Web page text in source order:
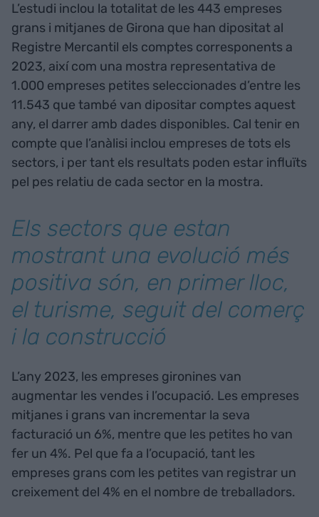
L’estudi inclou la totalitat de les 443 empreses
grans i mitjanes de Girona que han dipositat al
Registre Mercantil els comptes corresponents a
2023, així com una mostra representativa de
1.000 empreses petites seleccionades d’entre les
11.543 que també van dipositar comptes aquest
any, el darrer amb dades disponibles. Cal tenir en
compte que l’anàlisi inclou empreses de tots els
sectors, i per tant els resultats poden estar influïts
pel pes relatiu de cada sector en la mostra.
Els sectors que estan
mostrant una evolució més
positiva són, en primer lloc,
el turisme, seguit del comerç
i la construcció
L’any 2023, les empreses gironines van
augmentar les vendes i l’ocupació. Les empreses
mitjanes i grans van incrementar la seva
facturació un 6%, mentre que les petites ho van
fer un 4%. Pel que fa a l’ocupació, tant les
empreses grans com les petites van registrar un
creixement del 4% en el nombre de treballadors.